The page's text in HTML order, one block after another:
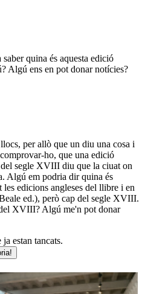
quina és aquesta edició
Algú ens en pot donar notícies?
per allò que un diu una cosa i
ho, que una edició
segle XVIII diu que la ciuat on
Algú em podria dir quina és
les edicions angleses del llibre i en
ed.), però cap del segle XVIII.
XVIII? Algú me'n pot donar
estan tancats.